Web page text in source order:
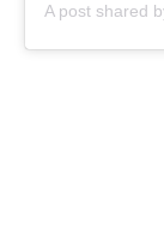
A post shared